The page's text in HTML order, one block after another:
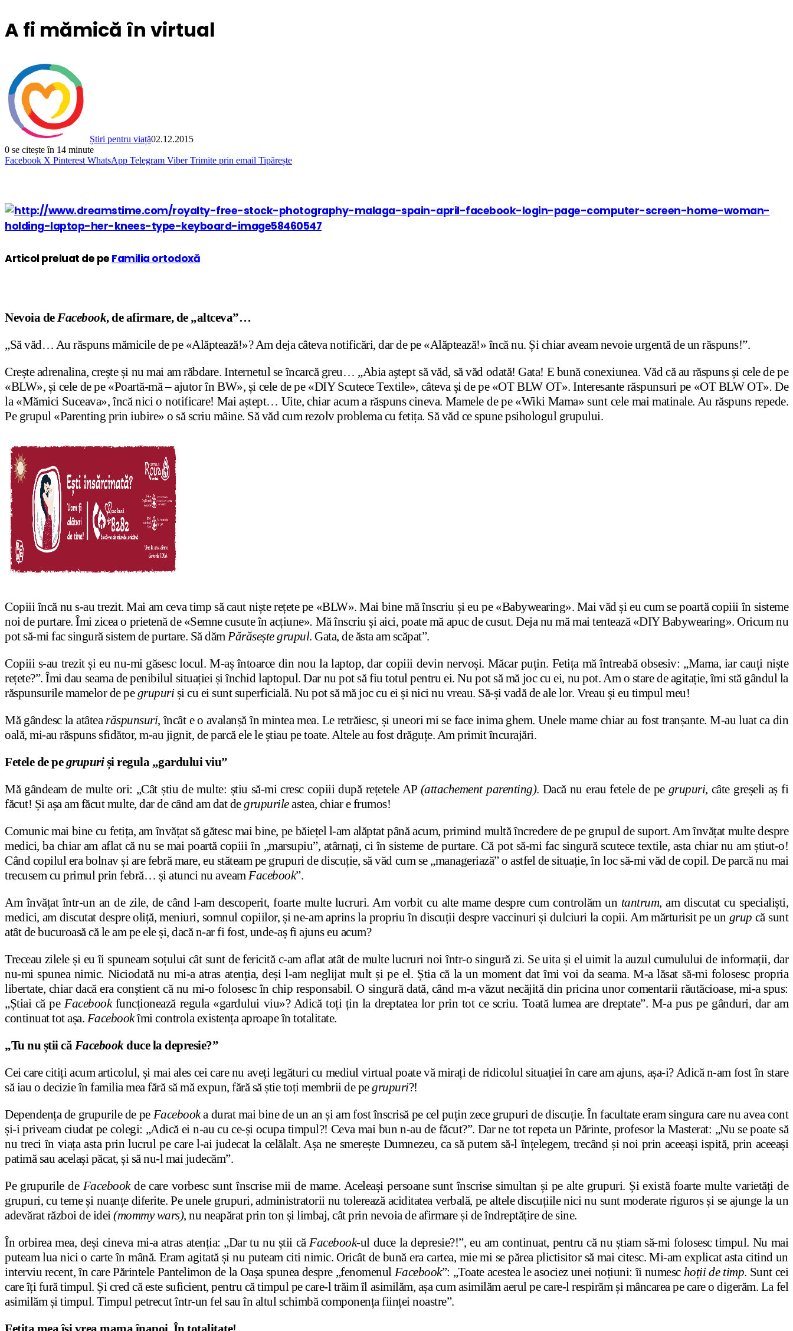
A fi mămică în virtual
Știri pentru viață02.12.2015
0 se citește în 14 minute
Facebook X Pinterest WhatsApp Telegram Viber Trimite prin email Tipărește
Articol preluat de pe Familia ortodoxă
Nevoia deFacebook, de afirmare, de „altceva”…
„Să văd… Au răspuns mămicile de pe «Alăptează!»? Am deja câteva notificări, dar de pe «Alăptează!» încă nu. Și chiar aveam nevoie urgentă de un răspuns!”.
Crește adrenalina, crește și nu mai am răbdare. Internetul se încarcă greu… „Abia aștept să văd, să văd odată! Gata! E bună conexiunea. Văd că au răspuns și cele de pe
«BLW», și cele de pe «Poartă-mă – ajutor în BW», și cele de pe «DIY Scutece Textile», câteva și de pe «OT BLW OT». Interesante răspunsuri pe «OT BLW OT». De
la «Mămici Suceava», încă nici o notificare! Mai aștept… Uite, chiar acum a răspuns cineva. Mamele de pe «Wiki Mama» sunt cele mai matinale. Au răspuns repede.
Pe grupul «Parenting prin iubire» o să scriu mâine. Să văd cum rezolv problema cu fetița. Să văd ce spune psihologul grupului.
Copiii încă nu s-au trezit. Mai am ceva timp să caut niște rețete pe «BLW». Mai bine mă înscriu și eu pe «Babywearing». Mai văd și eu cum se poartă copiii în sisteme
noi de purtare. Îmi zicea o prietenă de «Semne cusute în acțiune». Mă înscriu și aici, poate mă apuc de cusut. Deja nu mă mai tentează «DIY Babywearing». Oricum nu
pot să-mi fac singură sistem de purtare. Să dămPărăsește grupul. Gata, de ăsta am scăpat”.
Copiii s-au trezit și eu nu-mi găsesc locul. M-aș întoarce din nou la laptop, dar copiii devin nervoși. Măcar puțin. Fetița mă întreabă obsesiv: „Mama, iar cauți niște
rețete?”. Îmi dau seama de penibilul situației și închid laptopul. Dar nu pot să fiu totul pentru ei. Nu pot să mă joc cu ei, nu pot. Am o stare de agitație, îmi stă gândul la
răspunsurile mamelor de pegrupuriși cu ei sunt superficială. Nu pot să mă joc cu ei și nici nu vreau. Să-și vadă de ale lor. Vreau și eu timpul meu!
Mă gândesc la atâtea răspunsuri, încât e o avalanșă în mintea mea. Le retrăiesc, și uneori mi se face inima ghem. Unele mame chiar au fost tranșante. M-au luat ca din
oală, mi-au răspuns sfidător, m-au jignit, de parcă ele le știau pe toate. Altele au fost drăguțe. Am primit încurajări.
Fetele de pegrupuriși regula „gardului viu”
Mă gândeam de multe ori: „Cât știu de multe: știu să-mi cresc copiii după rețetele AP (attachement parenting). Dacă nu erau fetele de pe grupuri, câte greșeli aș fi
făcut! Și așa am făcut multe, dar de când am dat degrupurileastea, chiar e frumos!
Comunic mai bine cu fetița, am învățat să gătesc mai bine, pe băiețel l-am alăptat până acum, primind multă încredere de pe grupul de suport. Am învățat multe despre
medici, ba chiar am aflat că nu se mai poartă copiii în „marsupiu”, atârnați, ci în sisteme de purtare. Că pot să-mi fac singură scutece textile, asta chiar nu am știut-o!
Când copilul era bolnav și are febră mare, eu stăteam pe grupuri de discuție, să văd cum se „manageriază” o astfel de situație, în loc să-mi văd de copil. De parcă nu mai
trecusem cu primul prin febră… și atunci nu aveamFacebook”.
Am învățat într-un an de zile, de când l-am descoperit, foarte multe lucruri. Am vorbit cu alte mame despre cum controlăm un tantrum, am discutat cu specialiști,
medici, am discutat despre oliță, meniuri, somnul copiilor, și ne-am aprins la propriu în discuții despre vaccinuri și dulciuri la copii. Am mărturisit pe un grup că sunt
atât de bucuroasă că le am pe ele și, dacă n-ar fi fost, unde-aș fi ajuns eu acum?
Treceau zilele și eu îi spuneam soțului cât sunt de fericită c-am aflat atât de multe lucruri noi într-o singură zi. Se uita și el uimit la auzul cumulului de informații, dar
nu-mi spunea nimic. Niciodată nu mi-a atras atenția, deși l-am neglijat mult și pe el. Știa că la un moment dat îmi voi da seama. M-a lăsat să-mi folosesc propria
libertate, chiar dacă era conștient că nu mi-o folosesc în chip responsabil. O singură dată, când m-a văzut necăjită din pricina unor comentarii răutăcioase, mi-a spus:
„Știai că peFacebookfuncționează regula «gardului viu»? Adică toți țin la dreptatea lor prin tot ce scriu. Toată lumea are dreptate”. M-a pus pe gânduri, dar am
continuat tot așa. Facebookîmi controla existența aproape în totalitate.
„Tu nu știi căFacebookduce la depresie?”
Cei care citiți acum articolul, și mai ales cei care nu aveți legături cu mediul virtual poate vă mirați de ridicolul situației în care am ajuns, așa-i? Adică n-am fost în stare
să iau o decizie în familia mea fără să mă expun, fără să știe toți membrii de pegrupuri?!
Dependența de grupurile de pe Facebooka durat mai bine de un an și am fost înscrisă pe cel puțin zece grupuri de discuție. În facultate eram singura care nu avea cont
și-i priveam ciudat pe colegi: „Adică ei n-au cu ce-și ocupa timpul?! Ceva mai bun n-au de făcut?”. Dar ne tot repeta un Părinte, profesor la Masterat: „Nu se poate să
nu treci în viața asta prin lucrul pe care l-ai judecat la celălalt. Așa ne smerește Dumnezeu, ca să putem să-l înțelegem, trecând și noi prin aceeași ispită, prin aceeași
patimă sau același păcat, și să nu-l mai judecăm”.
Pe grupurile de Facebookde care vorbesc sunt înscrise mii de mame. Aceleași persoane sunt înscrise simultan și pe alte grupuri. Și există foarte multe varietăți de
grupuri, cu teme și nuanțe diferite. Pe unele grupuri, administratorii nu tolerează aciditatea verbală, pe altele discuțiile nici nu sunt moderate riguros și se ajunge la un
adevărat război de idei(mommy wars), nu neapărat prin ton și limbaj, cât prin nevoia de afirmare și de îndreptățire de sine.
În orbirea mea, deși cineva mi-a atras atenția: „Dar tu nu știi căFacebook-ul duce la depresie?!”, eu am continuat, pentru că nu știam să-mi folosesc timpul. Nu mai
puteam lua nici o carte în mână. Eram agitată și nu puteam citi nimic. Oricât de bună era cartea, mie mi se părea plictisitor să mai citesc. Mi-am explicat asta citind un
interviu recent, în care Părintele Pantelimon de la Oașa spunea despre „fenomenulFacebook”: „Toate acestea le asociez unei noțiuni: îi numesc hoții de timp. Sunt cei
care îți fură timpul. Și cred că este suficient, pentru că timpul pe care-l trăim îl asimilăm, așa cum asimilăm aerul pe care-l respirăm și mâncarea pe care o digerăm. La fel
asimilăm și timpul. Timpul petrecut într-un fel sau în altul schimbă componența ființei noastre”.